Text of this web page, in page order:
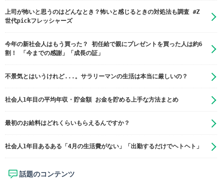
上司が怖いと思うのはどんなとき？怖いと感じるときの対処法も調査 #Z
世代pickフレッシャーズ
今年の新社会人はもう買った？ 初任給で親にプレゼントを買った人は約6
割！ 「今までの感謝」「成長の証」
不景気とはいうけれど...。サラリーマンの生活は本当に厳しいの？
社会人1年目の平均年収・貯金額 お金を貯める上手な方法まとめ
最初のお給料はどれくらいもらえるんですか？
社会人1年目あるある「4月の生活費がない」「出勤するだけでヘトヘト」
話題のコンテンツ